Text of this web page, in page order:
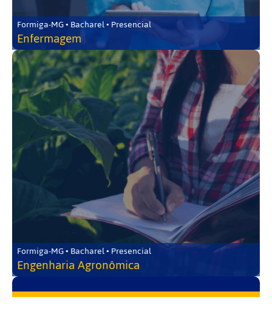
Formiga-MG • Bacharel • Presencial
Enfermagem
Formiga-MG • Bacharel • Presencial
Engenharia Agronômica